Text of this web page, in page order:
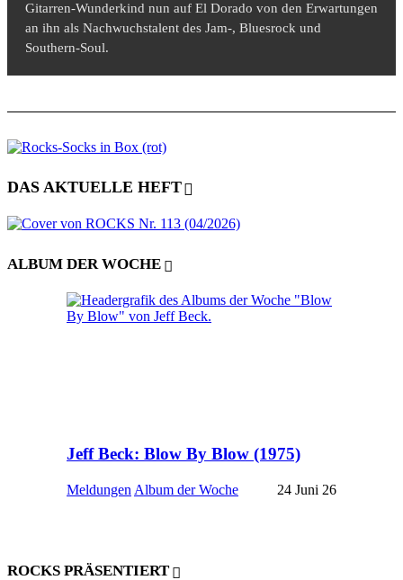
Gitarren-Wunderkind nun auf El Dorado von den Erwartungen
an ihn als Nachwuchstalent des Jam-, Bluesrock und
Southern-Soul.
DAS AKTUELLE HEFT
ALBUM DER WOCHE
Jeff Beck: Blow By Blow (1975)
Meldungen Album der Woche 24 Juni 26
ROCKS PRÄSENTIERT